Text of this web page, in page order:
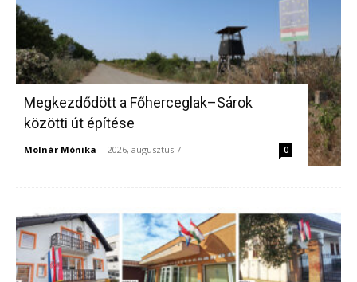
Megkezdődött a Főherceglak–Sárok
közötti út építése
Molnár Mónika - 2026, augusztus 7. 0